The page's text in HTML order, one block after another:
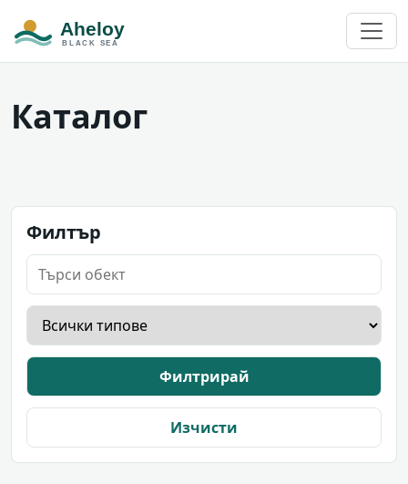
Каталог
Филтър
Филтрирай
Изчисти